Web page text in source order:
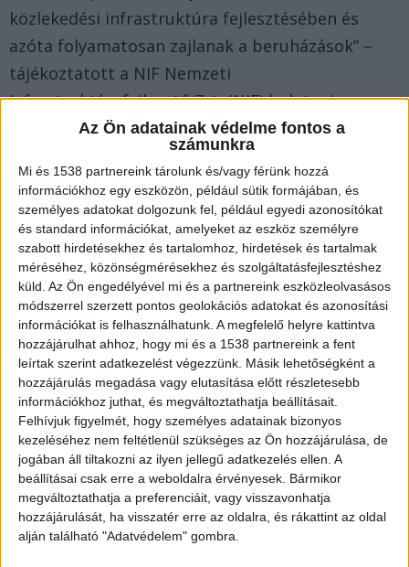
Az Ön adatainak védelme fontos a
számunkra
Mi és 1538 partnereink tárolunk és/vagy férünk hozzá
információkhoz egy eszközön, például sütik formájában, és
személyes adatokat dolgozunk fel, például egyedi azonosítókat
és standard információkat, amelyeket az eszköz személyre
szabott hirdetésekhez és tartalomhoz, hirdetések és tartalmak
méréséhez, közönségmérésekhez és szolgáltatásfejlesztéshez
küld. Az Ön engedélyével mi és a partnereink eszközleolvasásos
módszerrel szerzett pontos geolokációs adatokat és azonosítási
információkat is felhasználhatunk. A megfelelő helyre kattintva
hozzájárulhat ahhoz, hogy mi és a 1538 partnereink a fent
leírtak szerint adatkezelést végezzünk. Másik lehetőségként a
hozzájárulás megadása vagy elutasítása előtt részletesebb
információkhoz juthat, és megváltoztathatja beállításait.
Felhívjuk figyelmét, hogy személyes adatainak bizonyos
kezeléséhez nem feltétlenül szükséges az Ön hozzájárulása, de
jogában áll tiltakozni az ilyen jellegű adatkezelés ellen. A
beállításai csak erre a weboldalra érvényesek. Bármikor
megváltoztathatja a preferenciáit, vagy visszavonhatja
hozzájárulását, ha visszatér erre az oldalra, és rákattint az oldal
alján található "Adatvédelem" gombra.
közlekedési infrastruktúra fejlesztésében és
azóta folyamatosan zajlanak a beruházások” –
tájékoztatott a NIF Nemzeti
Infrastruktúrafejlesztő Zrt. (NIF) balatoni
fejlesztéseit bemutató pénteki eseményén –
Megújult az M7-es
Nagy Róbert, a NIF vezérigazgatója elmondta,
hogy az egyik legjelentősebb beruházás szerinte
az M7-es autópálya 710-es csomópontjának
megépítése volt. A felújításnak köszönhetően a
Budapest felől érkezők jóval gyorsabban
térhetnek le az útról az északi-part felé.A
BalatonKörnyéke.hu legfrissebb híreit ide
kattintva éred el.
Vasútfejlesztésre költöttek a
legtöbbet
A vezérigazgató közlése szerint a közlekedési